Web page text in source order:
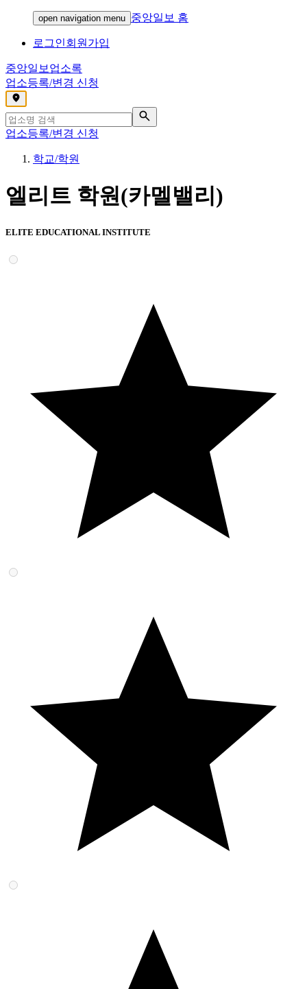
open navigation menu 중앙일보 홈
로그인회원가입
중앙일보 업소록
업소등록/변경 신청
,
업소등록/변경 신청
학교/학원
엘리트 학원(카멜밸리)
ELITE EDUCATIONAL INSTITUTE